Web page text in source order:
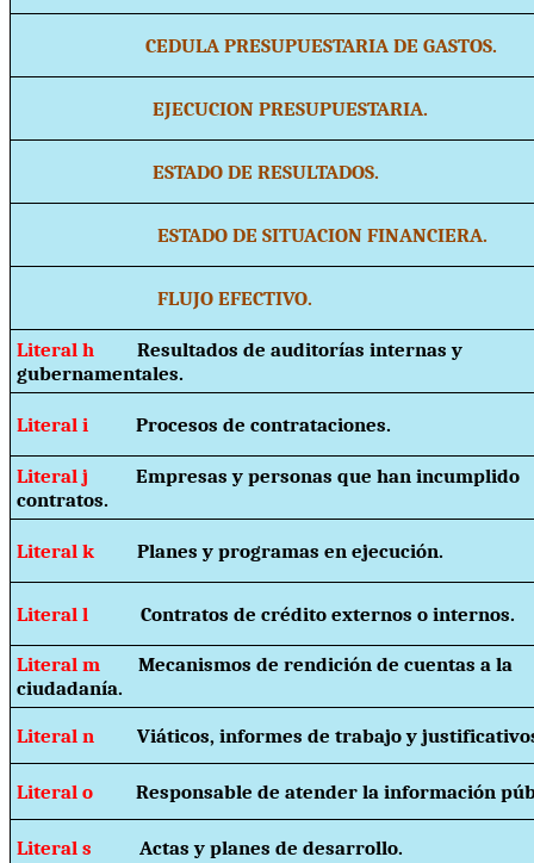
CEDULA PRESUPUESTARIA DE GASTOS.
EJECUCION PRESUPUESTARIA.
ESTADO DE RESULTADOS.
ESTADO DE SITUACION FINANCIERA.
FLUJO EFECTIVO.
Literal h Resultados de auditorías internas y
gubernamentales.
Literal i Procesos de contrataciones.
Literal j Empresas y personas que han incumplido
contratos.
Literal k Planes y programas en ejecución.
Literal l Contratos de crédito externos o internos.
Literal m Mecanismos de rendición de cuentas a la
ciudadanía.
Literal n Viáticos, informes de trabajo y
Literal o Responsable de atender la información
Literal s Actas y planes de desarrollo.